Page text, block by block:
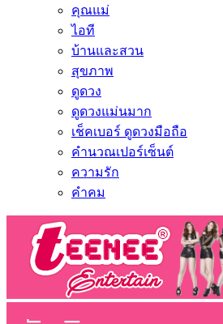
คุณแม่
ไอที
บ้านและสวน
สุขภาพ
ดูดวง
ดูดวงแม่นมาก
เช็คเบอร์ ดูดวงมือถือ
คำนวณเปอร์เซ็นต์
ความรัก
คำคม